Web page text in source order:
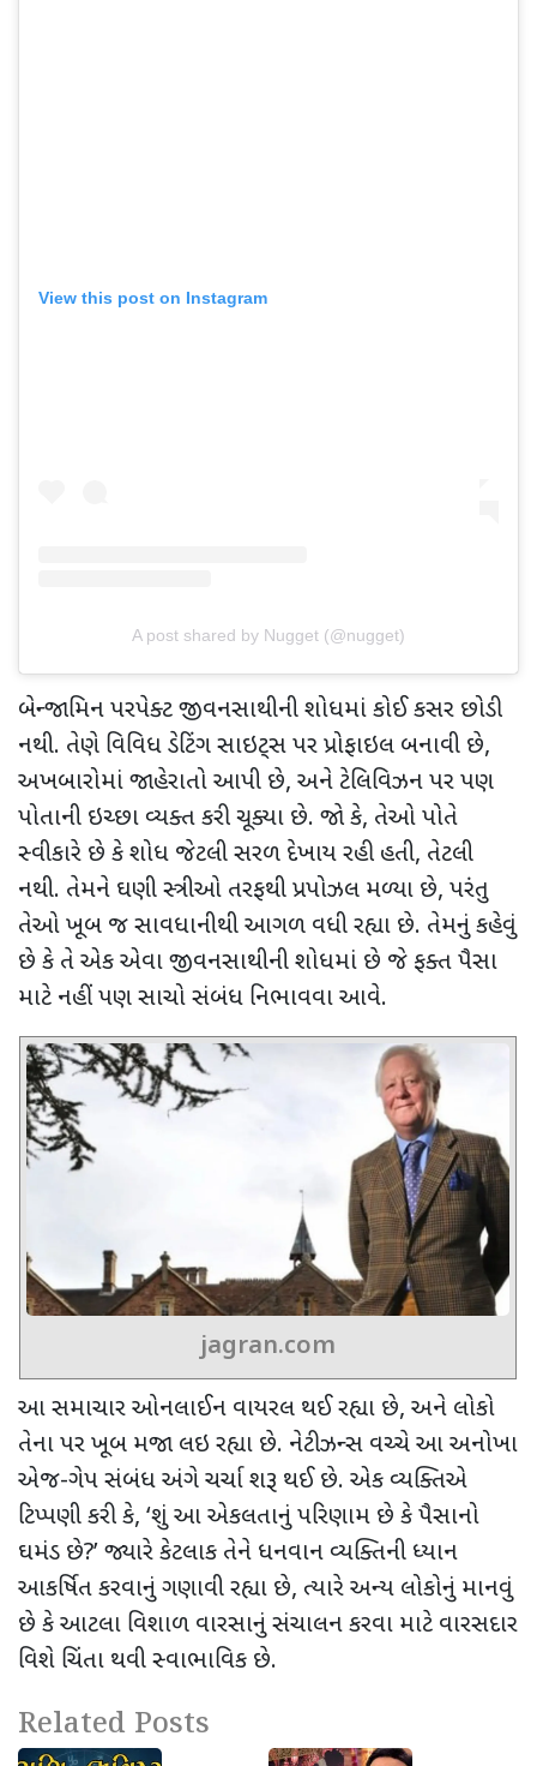
View this post on Instagram
A post shared by Nugget (@nugget)
બેન્જામિન પરપેક્ટ જીવનસાથીની શોધમાં કોઈ કસર છોડી
નથી. તેણે વિવિધ ડેટિંગ સાઇટ્સ પર પ્રોફાઇલ બનાવી છે,
અખબારોમાં જાહેરાતો આપી છે, અને ટેલિવિઝન પર પણ
પોતાની ઇચ્છા વ્યક્ત કરી ચૂક્યા છે. જો કે, તેઓ પોતે
સ્વીકારે છે કે શોધ જેટલી સરળ દેખાય રહી હતી, તેટલી
નથી. તેમને ઘણી સ્ત્રીઓ તરફથી પ્રપોઝલ મળ્યા છે, પરંતુ
તેઓ ખૂબ જ સાવધાનીથી આગળ વધી રહ્યા છે. તેમનું કહેવું
છે કે તે એક એવા જીવનસાથીની શોધમાં છે જે ફક્ત પૈસા
માટે નહીં પણ સાચો સંબંધ નિભાવવા આવે.
jagran.com
આ સમાચાર ઓનલાઈન વાયરલ થઈ રહ્યા છે, અને લોકો
તેના પર ખૂબ મજા લઇ રહ્યા છે. નેટીઝન્સ વચ્ચે આ અનોખા
એજ-ગેપ સંબંધ અંગે ચર્ચા શરૂ થઈ છે. એક વ્યક્તિએ
ટિપ્પણી કરી કે, ‘શું આ એકલતાનું પરિણામ છે કે પૈસાનો
ઘમંડ છે?’જ્યારે કેટલાક તેને ધનવાન વ્યક્તિની ધ્યાન
આકર્ષિત કરવાનું ગણાવી રહ્યા છે, ત્યારે અન્ય લોકોનું માનવું
છે કે આટલા વિશાળ વારસાનું સંચાલન કરવા માટે વારસદાર
વિશે ચિંતા થવી સ્વાભાવિક છે.
Related Posts